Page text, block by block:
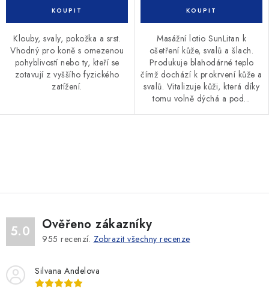
Klouby, svaly, pokožka a srst.
Vhodný pro koně s omezenou
pohyblivostí nebo ty, kteří se
zotavují z vyššího fyzického
zatížení.
Masážní lotio SunLitan k
ošetření kůže, svalů a šlach.
Produkuje blahodárné teplo
čímž dochází k prokrvení kůže a
svalů. Vitalizuje kůži, která díky
tomu volně dýchá a pod...
á
d
a
c
p
5.0 Ověřeno zákazníky
955 recenzí. Zobrazit všechny recenze
Silvana Andelova